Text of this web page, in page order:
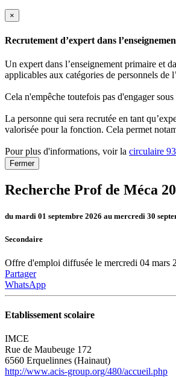
×
Recrutement d’expert dans
Un expert dans l’enseignement primaire et
applicables aux catégories de personnels de
Cela n'empêche toutefois pas d'engager
La personne qui sera recrutée en tant
valorisée pour la fonction. Cela permet
Pour plus d'informations, voir la circulaire
Fermer
Recherche Prof de Méca
du mardi 01 septembre 2026 au mercredi 30
Secondaire
Offre d'emploi diffusée le mercredi 04
Partager
WhatsApp
Etablissement scolaire
IMCE
Rue de Maubeuge 172
6560 Erquelinnes (Hainaut)
http://www.acis-group.org/480/accueil.php